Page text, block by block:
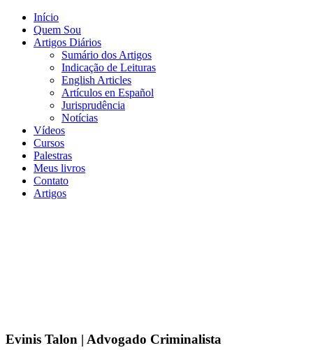
Início
Quem Sou
Artigos Diários
Sumário dos Artigos
Indicação de Leituras
English Articles
Artículos en Español
Jurisprudência
Notícias
Vídeos
Cursos
Palestras
Meus livros
Contato
Artigos
Evinis Talon | Advogado Criminalista